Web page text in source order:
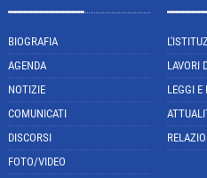
BIOGRAFIA
AGENDA
NOTIZIE
COMUNICATI
DISCORSI
FOTO/VIDEO
LAVORI
LEGGI E